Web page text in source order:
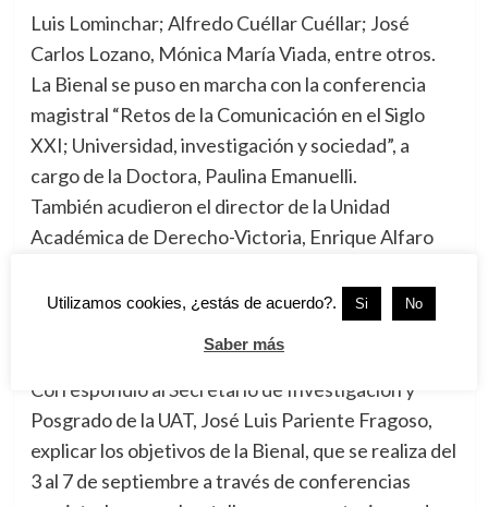
Luis Lominchar; Alfredo Cuéllar Cuéllar; José
Carlos Lozano, Mónica María Viada, entre otros.
La Bienal se puso en marcha con la conferencia
magistral “Retos de la Comunicación en el Siglo
XXI; Universidad, investigación y sociedad”, a
cargo de la Doctora, Paulina Emanuelli.
También acudieron el director de la Unidad
Académica de Derecho-Victoria, Enrique Alfaro
Jurídicas y Sociales de Tampico, Enrique Garza
Mejía, planteles que impartirán el Doctorado de
Correspondió al Secretario de Investigación y
Posgrado de la UAT, José Luis Pariente Fragoso,
explicar los objetivos de la Bienal, que se realiza del
3 al 7 de septiembre a través de conferencias
Utilizamos cookies, ¿estás de acuerdo?. Si No
Saber más